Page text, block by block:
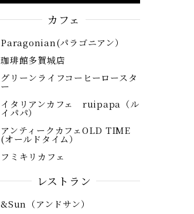
カフェ
Paragonian(パラゴニアン）
珈琲館多賀城店
グリーンライフコーヒーロースタ
ー
イタリアンカフェ ruipapa（ル
イパパ）
アンティークカフェOLD TIME
(オールドタイム）
フミキリカフェ
レストラン
&Sun（アンドサン）